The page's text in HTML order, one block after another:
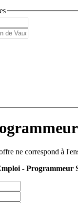
ne correspond à
- Programmeur